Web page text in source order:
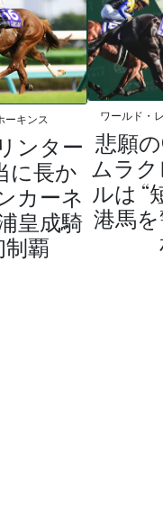
ーキンス
ンター
に長か
カーネ
皇成騎
制覇
ワールド・
悲願
ムラ
ルは “
港馬